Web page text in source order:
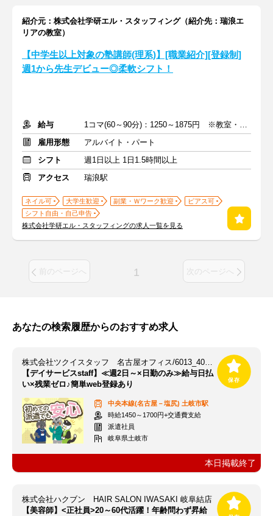
紹介元：株式会社学研エル・スタッフィング（紹介先：瑞浪エ
リアの教室）
【中学生以上対象の塾講師(理系)】[職業紹介][登録制]
週1から先生デビュー◎柔軟シフト！
給与
1コマ(60～90分)：1250～1875円 ※教室・指導内容・対象による
雇用形態
アルバイト・パート
シフト
週1日以上 1日1.5時間以上
アクセス
瑞浪駅
ネイル可 大学生歓迎 副業・Ｗワーク歓迎
ピアス可
シフト自由・自己申告
株式会社学研エル・スタッフィングの求人一覧を見る
前のページへ 1 次のページへ
あなたの検索履歴からのおすすめ求人
株式会社ツクイスタッフ 名古屋オフィス/6013_403515
【デイサービスstaff】≪週2日～×日勤のみ≫給与日払
い×残業ゼロ♪簡単web登録あり
中央本線(名古屋－塩尻) 土岐市駅
時給1450～1700円+交通費支給
派遣社員
岐阜県土岐市
本日掲載終了
株式会社ハクブン HAIR SALON IWASAKI 岐阜結店
【美容師】<正社員>20～60代活躍！年齢問わず昇給